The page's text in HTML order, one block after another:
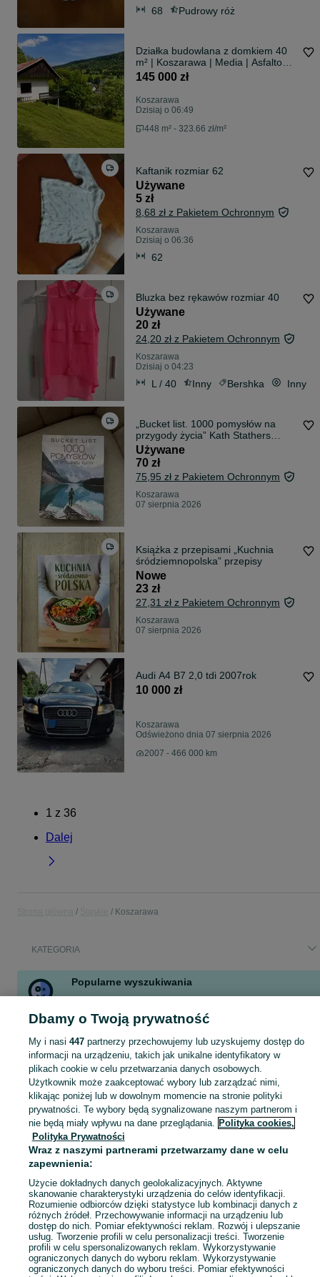
68 Pudrowy róż
Działka budowlana z domkiem 40
m² | Koszarawa | Media | Asfaltowy
dojazd | Widokowa lokalizacja
145 000 zł
Koszarawa
Dzisiaj o 06:49
448 m² - 323.66 zł/m²
Kaftanik rozmiar 62
Używane
5 zł
8,68 zł z Pakietem Ochronnym
Koszarawa
Dzisiaj o 06:36
62
Bluzka bez rękawów rozmiar 40
Używane
20 zł
24,20 zł z Pakietem Ochronnym
Koszarawa
Dzisiaj o 04:23
L / 40 Inny Bershka Inny
„Bucket list. 1000 pomysłów na
przygody życia” Kath Stathers
podróże
Używane
70 zł
75,95 zł z Pakietem Ochronnym
Koszarawa
07 sierpnia 2026
Książka z przepisami „Kuchnia
śródziemnopolska” przepisy
Nowe
23 zł
27,31 zł z Pakietem Ochronnym
Koszarawa
07 sierpnia 2026
Audi A4 B7 2,0 tdi 2007rok
10 000 zł
Koszarawa
Odświeżono dnia 07 sierpnia 2026
2007 - 466 000 km
1 z 36
Dalej
Koszarawa
KATEGORIA
Popularne wyszukiwania
basen brykiet ruf foszty swierk
Zobacz Więcej
Mapa kategorii
Mapa miejscowości
Mapa ministron
Popularne wyszukiwania
Dbamy o Twoją prywatność
My i nasi 447partnerzy przechowujemy lub uzyskujemy dostęp do
informacji na urządzeniu, takich jak unikalne identyfikatory w
plikach cookie w celu przetwarzania danych osobowych.
Użytkownik może zaakceptować wybory lub zarządzać nimi,
klikając poniżej lub w dowolnym momencie na stronie polityki
prywatności. Te wybory będą sygnalizowane naszym partnerom i
nie będą miały wpływu na dane przeglądania. Polityka cookies,
Polityka Prywatności
Wraz z naszymi partnerami przetwarzamy dane w celu
zapewnienia:
Użycie dokładnych danych geolokalizacyjnych. Aktywne
skanowanie charakterystyki urządzenia do celów identyfikacji.
Rozumienie odbiorców dzięki statystyce lub kombinacji danych z
różnych źródeł. Przechowywanie informacji na urządzeniu lub
dostęp do nich. Pomiar efektywności reklam. Rozwój i ulepszanie
usług. Tworzenie profili w celu personalizacji treści. Tworzenie
profili w celu spersonalizowanych reklam. Wykorzystywanie
ograniczonych danych do wyboru reklam. Wykorzystywanie
ograniczonych danych do wyboru treści. Pomiar efektywności